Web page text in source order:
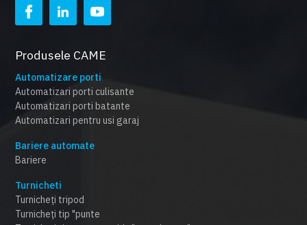
Produsele CAME
Automatizare porti
Automatizari porti culisante
Automatizari porti batante
Automatizari pentru usi garaj
Bariere automate
Bariere
Turnicheti
Turnicheți tripod
Turnicheți tip "punte